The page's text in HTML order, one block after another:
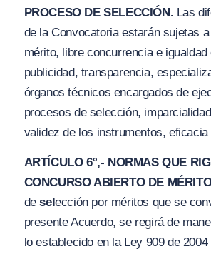
PROCESO DE SELECCIÓN. Las
de la Convocatoria estarán sujetas
mérito, libre concurrencia e igualdad
publicidad, transparencia,
órganos técnicos encargados de
procesos de selección,
validez de los instrumentos,
ARTÍCULO 6°,- NORMAS QUE
CONCURSO ABIERTO DE
deselección por méritos que se
presente Acuerdo, se regirá de
lo establecido en la Ley 909 de